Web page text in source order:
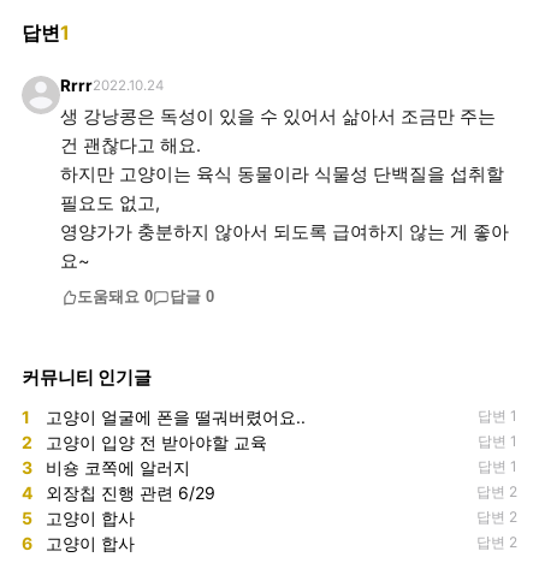
답변1
Rrrr2022.10.24
생 강낭콩은 독성이 있을 수 있어서 삶아서 조금만 주는
건 괜찮다고 해요.
하지만 고양이는 육식 동물이라 식물성 단백질을 섭취할
필요도 없고,
영양가가 충분하지 않아서 되도록 급여하지 않는 게 좋아
요~
도움돼요 0 답글 0
커뮤니티 인기글
1 고양이 얼굴에 폰을 떨궈버렸어요.. 답변 1
2 고양이 입양 전 받아야할 교육 답변 1
3 비숑 코쪽에 알러지 답변 1
4 외장칩 진행 관련 6/29 답변 2
5 고양이 합사 답변 2
6 고양이 합사 답변 2